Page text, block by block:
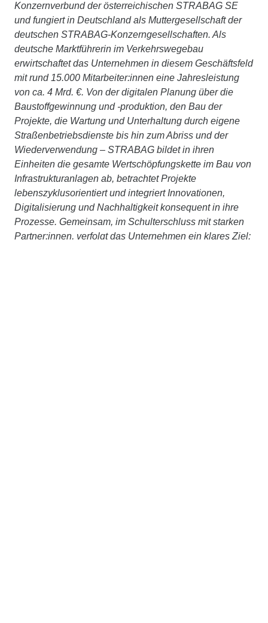
Konzernverbund der österreichischen STRABAG SE
und fungiert in Deutschland als Muttergesellschaft der
deutschen STRABAG-Konzerngesellschaften. Als
deutsche Marktführerin im Verkehrswegebau
erwirtschaftet das Unternehmen in diesem Geschäftsfeld
mit rund 15.000 Mitarbeiter:innen eine Jahresleistung
von ca. 4 Mrd. €. Von der digitalen Planung über die
Baustoffgewinnung und -produktion, den Bau der
Projekte, die Wartung und Unterhaltung durch eigene
Straßenbetriebsdienste bis hin zum Abriss und der
Wiederverwendung – STRABAG bildet in ihren
Einheiten die gesamte Wertschöpfungskette im Bau von
Infrastrukturanlagen ab, betrachtet Projekte
lebenszyklusorientiert und integriert Innovationen,
Digitalisierung und Nachhaltigkeit konsequent in ihre
Prozesse. Gemeinsam, im Schulterschluss mit starken
Partner:innen, verfolgt das Unternehmen ein klares Ziel: